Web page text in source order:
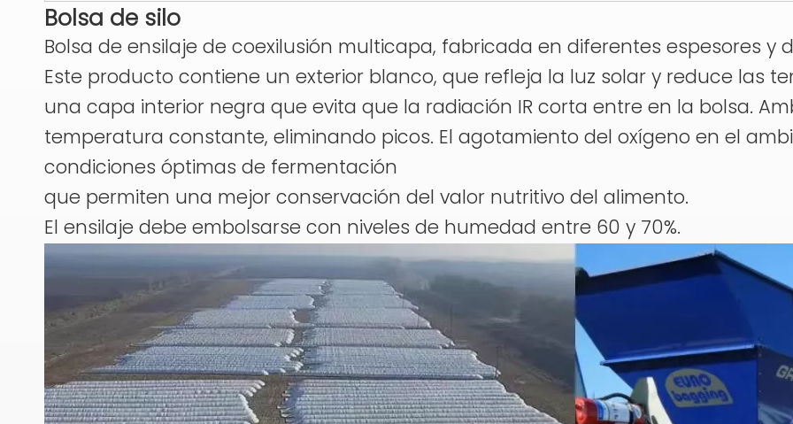
Bolsa de silo
Bolsa de ensilaje de coexilusión multicapa, fabricada en diferentes espesores y
Este producto contiene un exterior blanco, que refleja la luz solar y reduce las
una capa interior negra que evita que la radiación IR corta entre en la bolsa.
temperatura constante, eliminando picos. El agotamiento del oxígeno en el
condiciones óptimas de fermentación
que permiten una mejor conservación del valor nutritivo del alimento.
El ensilaje debe embolsarse con niveles de humedad entre 60 y 70%.